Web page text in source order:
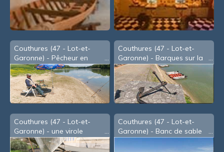
Couthures (47 - Lot-et-
Garonne) - Pêcheur en
bord de Garonne (2008)
Couthures (47 - Lot-et-
Garonne) - Barques sur la
Garonne (2008)
Couthures (47 - Lot-et-
Garonne) - une virole
(2008)
Couthures (47 - Lot-et-
Garonne) - Banc de sable
sur la Garonne en basses-
eaux (2008)